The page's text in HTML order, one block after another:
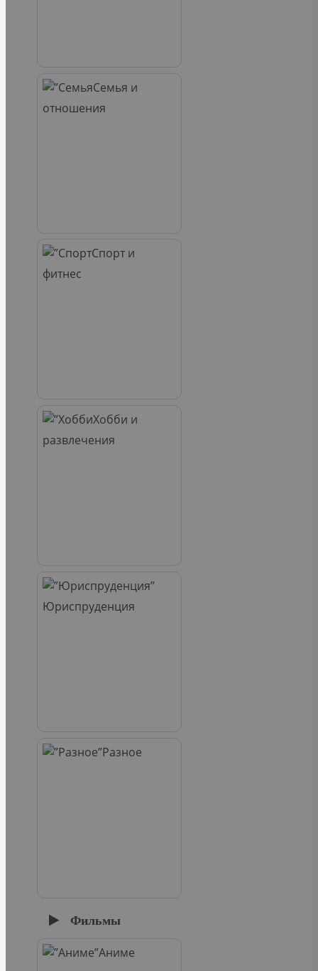
Семья и
отношения
Спорт и
фитнес
Хобби и
развлечения
Юриспруденция
Разное
Фильмы
Аниме